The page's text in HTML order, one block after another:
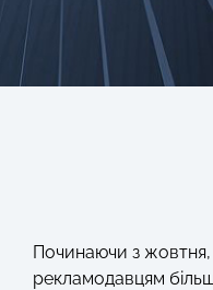
Починаючи з
рекламодавцям